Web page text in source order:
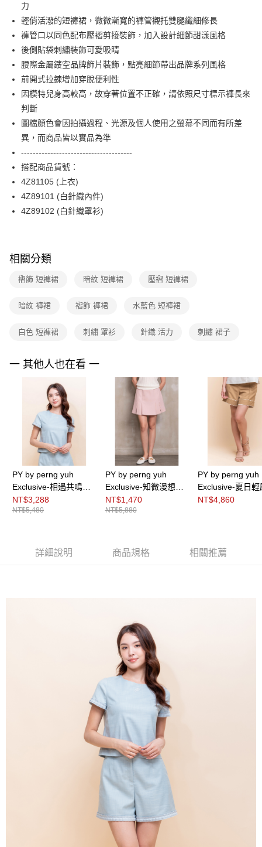
國泰世華商業銀行
臺灣中小企業銀行
台中商業銀行
匯豐（台灣）商業銀行
華泰商業銀行
聯邦商業銀行
遠東國際商業銀行
元大商業銀行
玉山商業銀行
星展（台灣）商業銀行
台新國際商業銀行
台灣樂天信用卡公司
街口支付
AFTEE先享後付
相關說明
【關於「AFTEE先享後付」】
AFTEE先享後付是「在收到商品之後才付款」的支付方式。 讓您購物簡單
便利好安心！
１．簡單：不需註冊會員、不需綁卡、不需儲值。
２．便利：只要手機號碼，簡訊認證，即可結帳。
【「AFTEE先享後付」結帳流程】
２．訂單成立數日內，您將收到繳費通知簡訊。
３．收到繳費通知簡訊後14天內，點擊此簡訊中的連結，可透過四大超商／
ATM／網路銀行／等多元方式進行付款，方視為交易完成。
※ 請注意：結帳手續完成當下不需立刻繳費，但若您需要取消訂單，請聯絡
購買商品的店家。未經商家同意取消之訂單仍視為有效，需透過AFTEE先享
客戶支援中心」
【注意事項】
１．透過由恩沛科技股份有限公司提供之「AFTEE先享後付」服務完成之交
權轉讓予恩沛科技股份有限公司。
https://aftee.tw/terms/#terms3
３．未成年的使用者請事先徵得法定代理人或監護人之同意方可使用
任。
４．使用「AFTEE先享後付」時，將依據個別帳號之用戶狀況，依本公司即
時審查核予不同之上限額度；若仍有額度不足之情形，本公司將視審查結果
請求用戶進行身份認證。
５．嚴禁一人註冊多個帳號或使用他人資訊註冊。若發現惡意使用之情形，
恩沛科技股份有限公司將有權停止該用戶之使用額度並採取法律行動。
付款後全家FamilyMart取貨
每筆NT$90，滿NT$3,600(含以上)免運費
每筆NT$90，滿NT$3,600(含以上)免運費
黑貓宅配
每筆NT$90，滿NT$3,600(含以上)免運費
力
輕俏活潑的短褲裙，微微漸寬的褲管襯托雙腿纖細修長
褲管口以同色配布壓褶剪接裝飾，加入設計細節甜漾風格
後側貼袋刺繡裝飾可愛吸睛
腰際金屬鏤空品牌飾片裝飾，點亮細節帶出品牌系列風格
前開式拉鍊增加穿脫便利性
因模特兒身高較高，故穿著位置不正確，請依照尺寸標示褲長來
判斷
圖檔顏色會因拍攝過程、光源及個人使用之螢幕不同而有所差
異，而商品皆以實品為準
--------------------------------------
搭配商品貨號：
4Z81105 (上衣)
4Z89101 (白針織內件)
4Z89102 (白針織罩衫)
相關分類
褶飾 短褲裙 暗紋 短褲裙 壓褶 短褲裙
暗紋 褲裙 褶飾 褲裙 水藍色 短褲裙
白色 短褲裙 刺繡 罩衫 針織 活力 刺繡 裙子
一 其他人也在看 一
PY by perng yuh
Exclusive-相遇共鳴褶
飾暗紋短上衣
NT$3,288
NT$5,480
PY by perng yuh
Exclusive-知微漫想切
接褶造型短褲裙
NT$1,470
NT$5,880
PY by perng yuh
Exclusive-夏日輕
帶飾短褲
NT$4,860
詳細說明 商品規格 相關推薦